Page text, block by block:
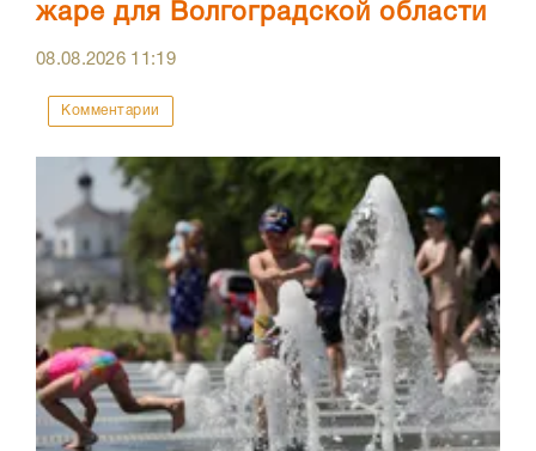
жаре для Волгоградской области
08.08.2026 11:19
Комментарии